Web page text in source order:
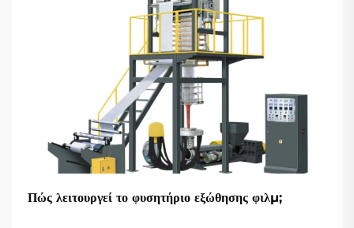
Πώς λειτουργεί το φυσητήριο εξώθησης φιλμ;